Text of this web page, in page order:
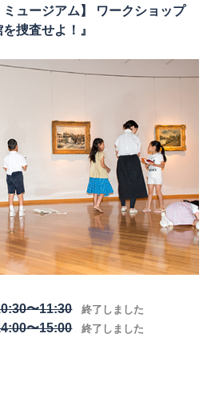
ミュージアム】 ワークショップ
捜査せよ！』
〜11:30終了しました
〜15:00終了しました